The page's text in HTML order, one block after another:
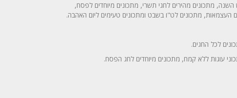
מתכונים מהירים לחגי תשרי, מתכונים מיוחדים לפסח,
העצמאות, מתכונים לט"ו בשבט ומתכונים טעימים ליום האהבה.
לכל החגים.
עוגות ללא קמח, מתכונים מיוחדים לחג הפסח.